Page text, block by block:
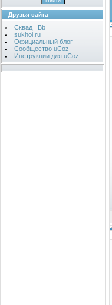
Друзья сайта
Сквад =Bb=
sukhoi.ru
Официальный блог
Сообщество uCoz
Инструкции для uCoz